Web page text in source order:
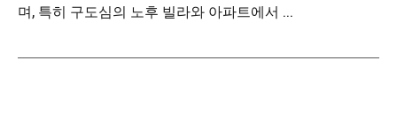
며, 특히 구도심의 노후 빌라와 아파트에서 ...